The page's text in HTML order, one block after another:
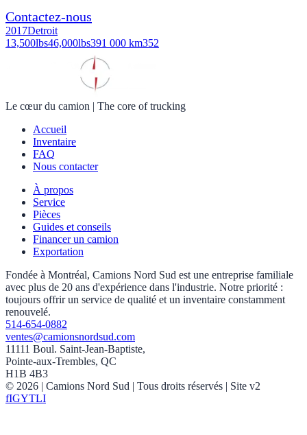
Contactez-nous
2017Detroit
13,500lbs46,000lbs391 000 km352
Le cœur du camion | The core of trucking
Accueil
Inventaire
FAQ
Nous contacter
À propos
Service
Pièces
Guides et conseils
Financer un camion
Exportation
Fondée à Montréal, Camions Nord Sud est une entreprise familiale
avec plus de 20 ans d'expérience dans l'industrie. Notre priorité :
toujours offrir un service de qualité et un inventaire constamment
renouvelé.
514-654-0882
ventes@camionsnordsud.com
11111 Boul. Saint-Jean-Baptiste,
Pointe-aux-Trembles, QC
H1B 4B3
© 2026 | Camions Nord Sud | Tous droits réservés | Site v2
fIGYTLI